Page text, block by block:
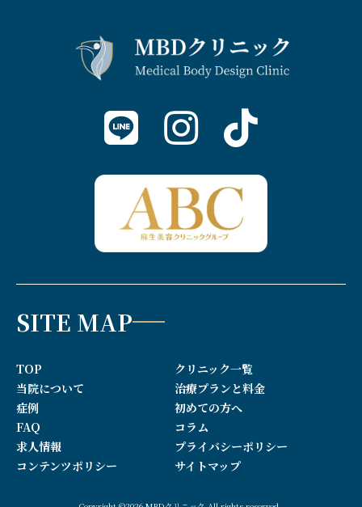
SITE MAP
TOP
クリニック一覧
当院について
治療プランと料金
症例
初めての方へ
FAQ
コラム
求人情報
プライバシーポリシー
コンテンツポリシー
サイトマップ